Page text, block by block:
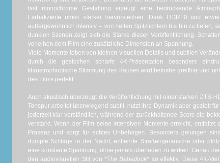
fast monochrome Gestaltung erzeugt eine bedrückende
Farbakzente umso stärker hervorstechen. Dank HDR10 und
außergewöhnlich intensiv – von hellen Spitzlichtern bis hin zu tiefen,
dunklen Szenen zeigt sich die Stärke dieser Veröffentlichung.
verleihen dem Film eine zusätzliche Dimension an Spannung.
Viele Momente leben von kleinen visuellen Details und subtilen
durch die gestochen scharfe 4K-Präsentation besonders
klaustrophobische Stimmung des Hauses wird beinahe greifbar und
des Films perfekt.
Auch akustisch überzeugt die Veröffentlichung mit einer starken DTS-
Tonspur arbeitet überwiegend subtil, nutzt ihre Dynamik aber gezielt
jederzeit klar verständlich, während der zurückhaltende Score die
verstärkt. Wenn der Film seine intensiven Momente erreicht, entfaltet
Präsenz und sorgt für echtes Unbehagen. Besonders gelungen
dumpfe Schläge in der Nacht, entfernte Straßengeräusche oder
eine konstante Spannung, ohne jemals überladen zu wirken. Genau
den audiovisuellen Stil von *The Babadook* so effektiv. Diese 4K-